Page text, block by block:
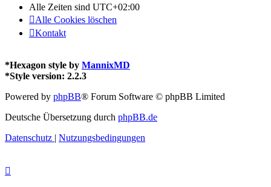
Alle Zeiten sind UTC+02:00
Alle Cookies löschen
Kontakt
*Hexagon style by MannixMD
*Style version: 2.2.3
Powered by phpBB® Forum Software © phpBB Limited
Deutsche Übersetzung durch phpBB.de
Datenschutz | Nutzungsbedingungen